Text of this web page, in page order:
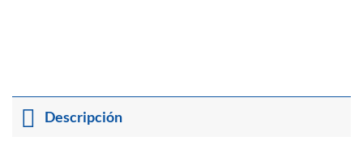
Descripción